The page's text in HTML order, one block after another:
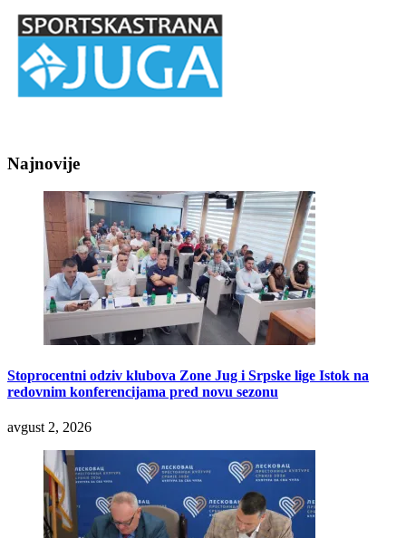
Najnovije
Stoprocentni odziv klubova Zone Jug i Srpske lige Istok na
redovnim konferencijama pred novu sezonu
avgust 2, 2026